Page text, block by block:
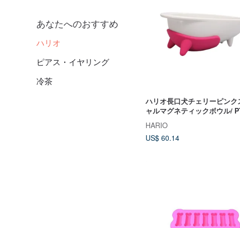
あなたへのおすすめ
ハリオ
ピアス・イヤリング
冷茶
ハリオ長口犬チェリーピンク
ャルマグネティックボウル/
LPC
HARIO
US$ 60.14